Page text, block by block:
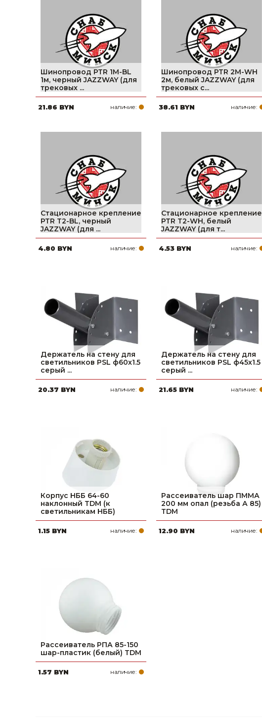
Садовая техника, оснастка и принадлежности
Сварочное оборудование и материалы
Средства индивидуальной защиты и спецодежда
Хранение инструмента (ящики, сумки, пояса, тележки)
Хозтовары
Масла и смазки
Крепеж и фурнитура
Ручной инструмент
Строительные и отделочные материалы
Садовый инструмент, вазоны, горшки и кашпо, теплицы, парники
Сантехника
Автомобильные товары, инструменты
Резинотехнические, асбестовые изделия, каболка
Автоклавы. Дистилляторы
Дистилляторы
Шинопровод PTR 1M-BL
1м, черный JAZZWAY (для
трековых ...
21.86 BYN наличие:
Шинопровод PTR 2M-WH
2м, белый JAZZWAY (для
трековых с...
38.61 BYN наличие:
Стационарное крепление
PTR T2-BL, черный
JAZZWAY (для ...
4.80 BYN наличие:
Стационарное крепление
PTR T2-WH, белый
JAZZWAY (для т...
4.53 BYN наличие:
Держатель на стену для
светильников PSL ф60х1.5
серый ...
20.37 BYN наличие:
Держатель на стену для
светильников PSL ф45х1.5
серый ...
21.65 BYN наличие:
Корпус НББ 64-60
наклонный TDM (к
светильникам НББ)
1.15 BYN наличие:
Рассеиватель шар ПММА
200 мм опал (резьба А 85)
TDM
12.90 BYN наличие:
Рассеиватель РПА 85-150
шар-пластик (белый) TDM
1.57 BYN наличие: